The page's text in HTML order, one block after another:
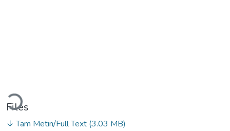
Loading...
Files
↓ Tam Metin/Full Text (3.03 MB)